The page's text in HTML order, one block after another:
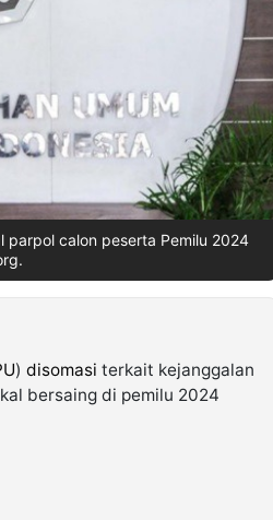
parpol calon peserta Pemilu 2024
) disomasi terkait kejanggalan
bersaing di pemilu 2024